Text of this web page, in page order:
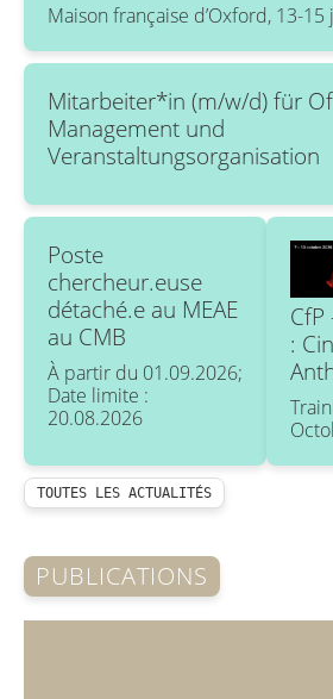
Maison française d’Oxford, 13-
Mitarbeiter*in (m/w/d) für
Management und
Veranstaltungsorganisation
Poste
chercheur.euse
détaché.e au MEAE
au CMB
À partir du 01.09.2026;
Date limite :
20.08.2026
:
TOUTES LES ACTUALITÉS
PUBLICATIONS